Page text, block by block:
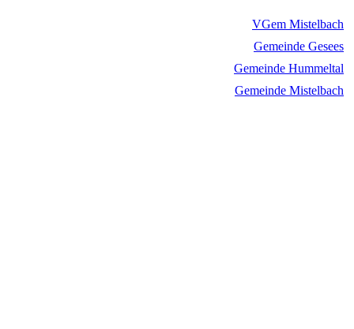
VGem Mistelbach
Gemeinde Gesees
Gemeinde Hummeltal
Gemeinde Mistelbach